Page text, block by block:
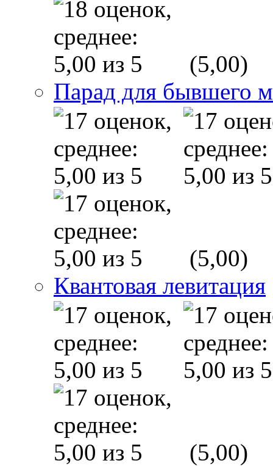
(5,00)
Парад для бывшего
(5,00)
Квантовая левитация
(5,00)